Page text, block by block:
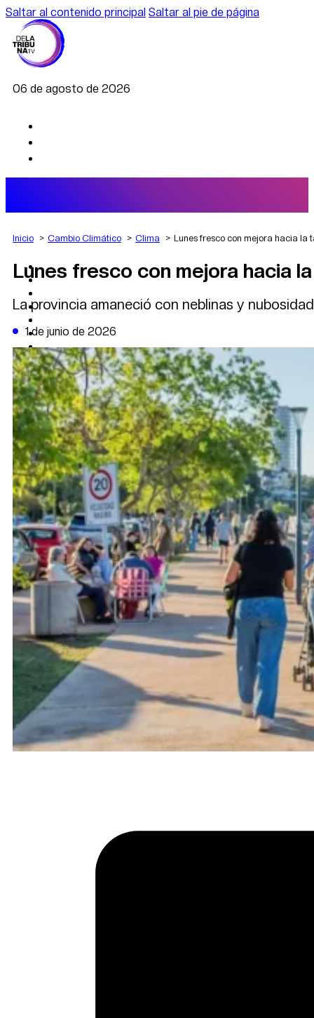
Saltar al contenido principal Saltar al pie de página
06 de agosto de 2026
AGRO
DEPORTES
POLÍTICA
DATA FIRME
DE LA TRIBUNA TV
Inicio Cambio Climático Clima Lunes fresco con mejora hacia la
Lunes fresco con mejora hacia
La provincia amaneció con neblinas y
1 de junio de 2026